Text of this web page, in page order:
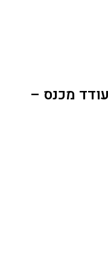
הולדת 50 לעודד מכנס –